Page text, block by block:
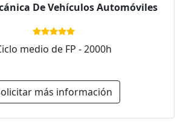
De Vehículos Automóviles
medio de FP - 2000h
más información